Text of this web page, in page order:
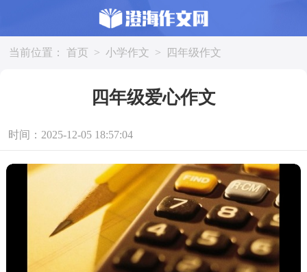
当前位置： 首页 > 小学作文 > 四年级作文
四年级爱心作文
时间：2025-12-05 18:57:04